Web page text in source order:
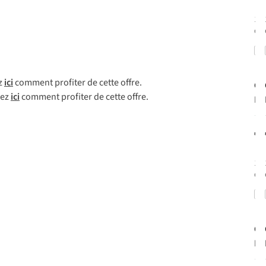
icicomment profiter de cette offre.
icicomment profiter de cette offre.
1
1